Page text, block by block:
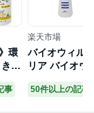
環
え
ル
事
楽天市場
バイオウィル
リア バイオウ
ー 300ml 送料
50件以上の記事